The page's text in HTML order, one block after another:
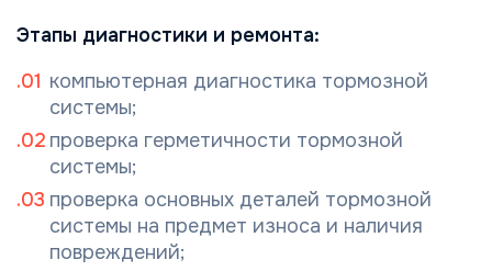
Этапы диагностики и ремонта:
компьютерная диагностика тормозной
системы;
проверка герметичности тормозной
системы;
проверка основных деталей тормозной
системы на предмет изнoса и наличия
повреждений;